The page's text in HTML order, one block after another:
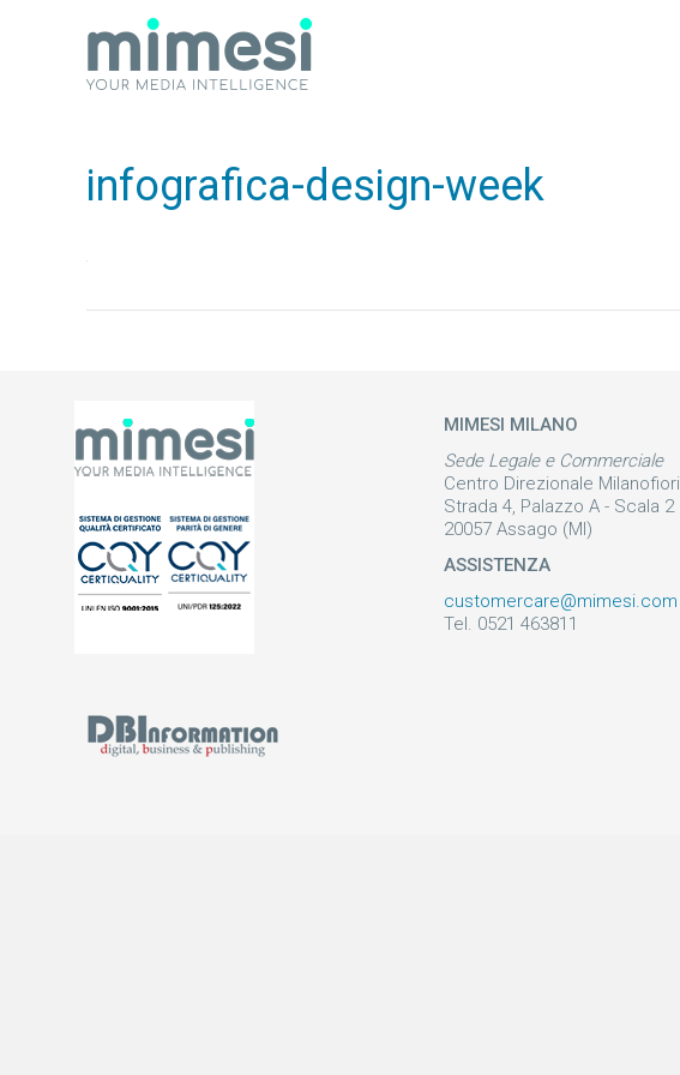
infografica-design-week
MIMESI MILANO
Sede Legale e Commerciale
Centro Direzionale Milanofiori
Strada 4, Palazzo A - Scala 2
20057 Assago (MI)
ASSISTENZA
customercare@mimesi.com
Tel. 0521 463811